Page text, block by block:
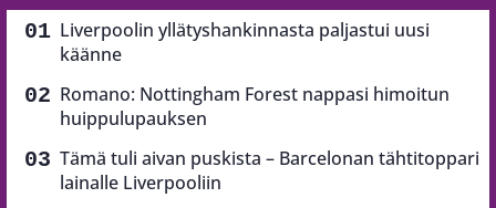
Liverpoolin yllätyshankinnasta paljastui uusi
käänne
Romano: Nottingham Forest nappasi himoitun
huippulupauksen
Tämä tuli aivan puskista – Barcelonan tähtitoppari
lainalle Liverpooliin